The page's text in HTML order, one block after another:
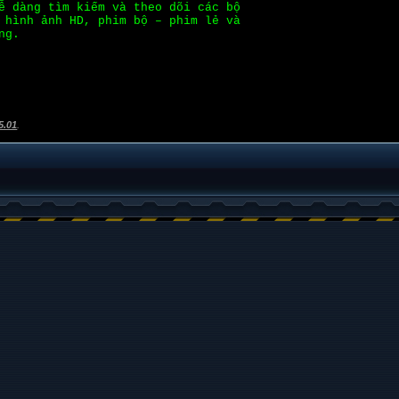
dàng tìm kiếm và theo dõi các bộ
ảnh HD, phim bộ – phim lẻ và